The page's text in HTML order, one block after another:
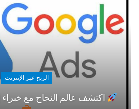
الربح عبر الإنترنت
اكتشف عالم النجاح مع